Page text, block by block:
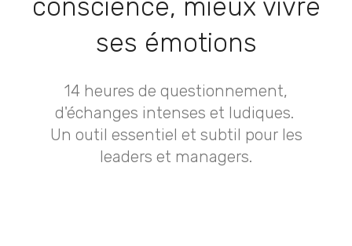
conscience, mieux vivre
ses émotions
14 heures de questionnement,
d'échanges intenses et ludiques.
Un outil essentiel et subtil pour les
leaders et managers.